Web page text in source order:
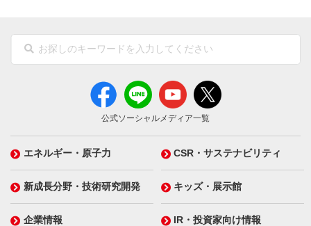
公式ソーシャルメディア一覧
エネルギー・原子力 CSR・サステナビリティ
新成長分野・技術研究開発 キッズ・展示館
企業情報 IR・投資家向け情報